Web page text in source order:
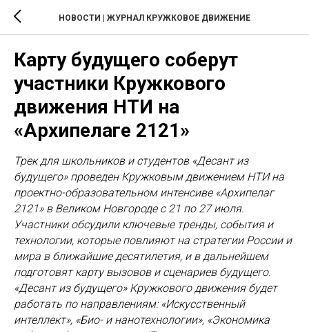
НОВОСТИ | ЖУРНАЛ КРУЖКОВОЕ ДВИЖЕНИЕ
Карту будущего соберут
участники Кружкового
движения НТИ на
«Архипелаге 2121»
Трек для школьников и студентов «Десант из
будущего» проведен Кружковым движением НТИ на
проектно-образовательном интенсиве «Архипелаг
2121» в Великом Новгороде с 21 по 27 июля.
Участники обсудили ключевые тренды, события и
технологии, которые повлияют на стратегии России и
мира в ближайшие десятилетия, и в дальнейшем
подготовят карту вызовов и сценариев будущего.
«Десант из будущего» Кружкового движения будет
работать по направлениям: «Искусственный
интеллект», «Био- и нанотехнологии», «Экономика